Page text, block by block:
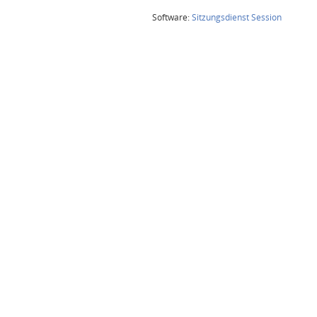
Software:SitzungsdienstSession(Wird in